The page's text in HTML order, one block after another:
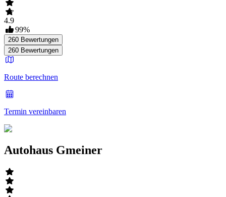
4.9
99%
260 Bewertungen
260 Bewertungen
Route berechnen
Termin vereinbaren
Autohaus Gmeiner